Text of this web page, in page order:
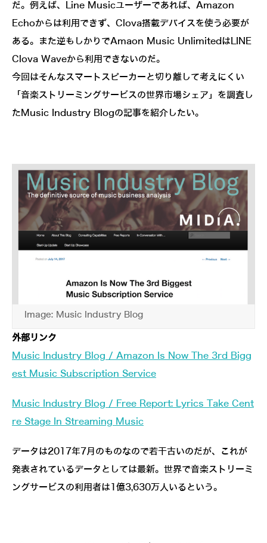
だ。例えば、Line Musicユーザーであれば、Amazon
Echoからは利用できず、Clova搭載デバイスを使う必要が
ある。また逆もしかりでAmaon Music UnlimitedはLINE
Clova Waveから利用できないのだ。
今回はそんなスマートスピーカーと切り離して考えにくい
「音楽ストリーミングサービスの世界市場シェア」を調査し
たMusic Industry Blogの記事を紹介したい。
Image: Music Industry Blog
外部リンク
Music Industry Blog / Amazon Is Now The 3rd Bigg
est Music Subscription Service
Music Industry Blog / Free Report: Lyrics Take Cent
re Stage In Streaming Music
データは2017年7月のものなので若干古いのだが、これが
発表されているデータとしては最新。世界で音楽ストリーミ
ングサービスの利用者は1億3,630万人いるという。